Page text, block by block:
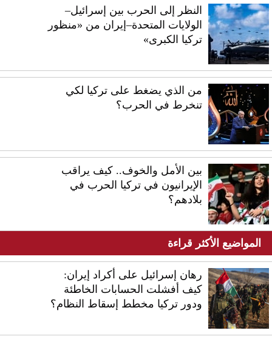
النظر إلى الحرب بين إسرائيل–
الولايات المتحدة–إيران من «منظور
تركيا الكبرى»
من الذي يضغط على تركيا لكي
تنخرط في الحرب؟
بين الأمل والخوف.. كيف يراقب
الإيرانيون في تركيا الحرب في
بلادهم؟
المواضيع الأكثر قراءة
رهان إسرائيل على أكراد إيران:
كيف أفشلت الحسابات الخاطئة
ودور تركيا مخطط إسقاط النظام؟